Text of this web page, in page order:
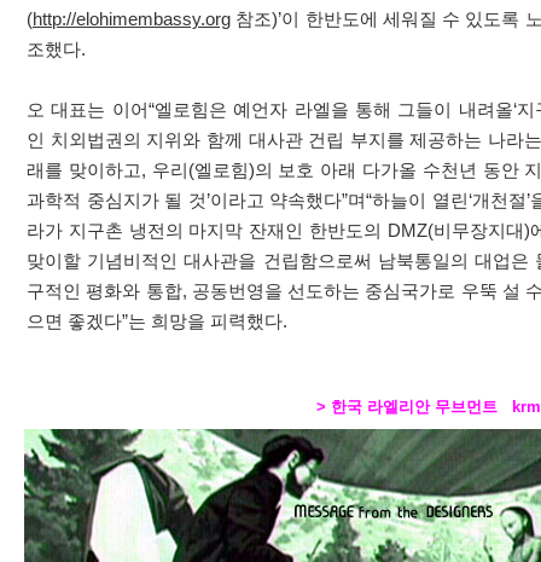
(http://elohimembassy.org 참조)’이 한반도에 세워질 수 있도록
조했다.
오 대표는 이어“엘로힘은 예언자 라엘을 통해 그들이 내려올‘
인 치외법권의 지위와 함께 대사관 건립 부지를 제공하는 나라
래를 맞이하고, 우리(엘로힘)의 보호 아래 다가올 수천년 동안
과학적 중심지가 될 것’이라고 약속했다”며“하늘이 열린‘개천절
라가 지구촌 냉전의 마지막 잔재인 한반도의 DMZ(비무장지대)
맞이할 기념비적인 대사관을 건립함으로써 남북통일의 대업은
구적인 평화와 통합, 공동번영을 선도하는 중심국가로 우뚝 설
으면 좋겠다”는 희망을 피력했다.
> 한국 라엘리안 무브먼트